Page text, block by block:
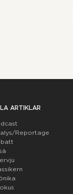
ARTIKLAR
Reportage